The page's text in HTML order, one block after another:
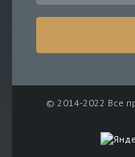
© 2014-2022 Все